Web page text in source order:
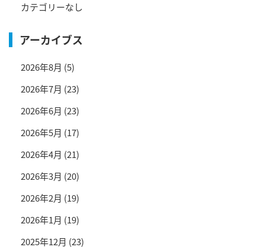
カテゴリーなし
アーカイブス
2026年8月 (5)
2026年7月 (23)
2026年6月 (23)
2026年5月 (17)
2026年4月 (21)
2026年3月 (20)
2026年2月 (19)
2026年1月 (19)
2025年12月 (23)